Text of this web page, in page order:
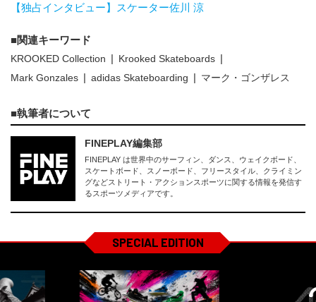
【独占インタビュー】スケーター佐川 涼
関連キーワード
KROOKED Collection
Krooked Skateboards
Mark Gonzales
adidas Skateboarding マーク・ゴンザレス
執筆者について
FINEPLAY編集部
FINEPLAY は世界中のサーフィン、ダンス、ウェイクボード、
スケートボード、スノーボード、フリースタイル、クライミン
グなどストリート・アクションスポーツに関する情報を発信す
るスポーツメディアです。
SPECIAL EDITION